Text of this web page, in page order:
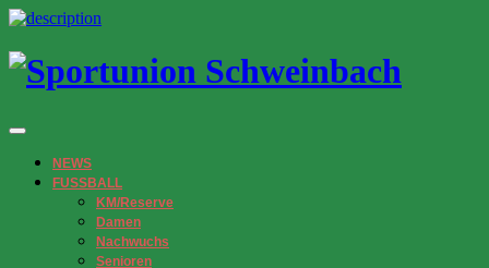
NEWS
FUSSBALL
KM/Reserve
Damen
Nachwuchs
Senioren